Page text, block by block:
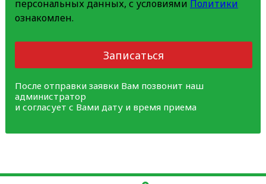
персональных данных, с условиями Политики
ознакомлен.
Записаться
После отправки заявки Вам позвонит наш
администратор
и согласует с Вами дату и время приема